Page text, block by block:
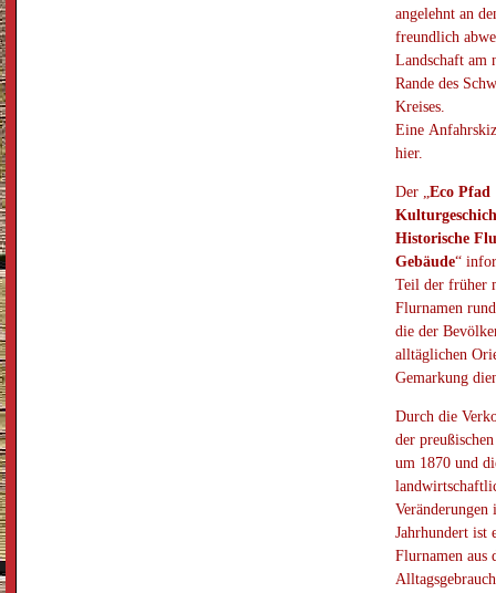
angelehnt an
freundlich
Landschaft am
Rande des
Kreises.
Eine
hier.
Der „Eco Pfad
Historische
Gebäude“
Teil der früher
Flurnamen
die der
alltäglichen
Gemarkung
Durch die
der
um 1870 und
Veränderungen
Jahrhundert ist
Flurnamen aus